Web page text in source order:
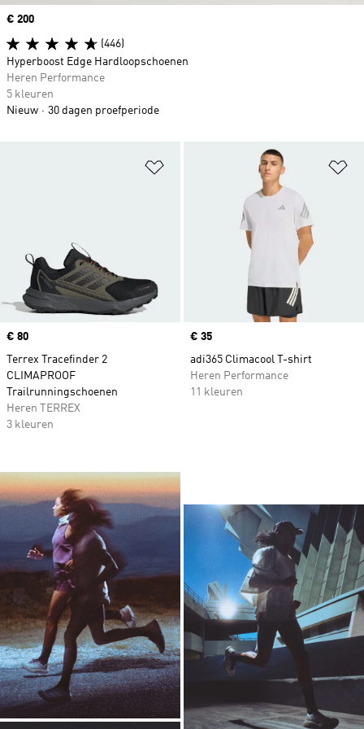
Op verlanglijst zetten
Price
€ 80
Terrex Tracefinder 2
CLIMAPROOF
Trailrunningschoenen
Heren TERREX
3 kleuren
Price
€ 35
adi365 Climacool T-shirt
Heren Performance
11 kleuren
Price
€ 200
(446)
Hyperboost Edge Hardloopschoenen
Heren Performance
5 kleuren
Nieuw
30 dagen proefperiode